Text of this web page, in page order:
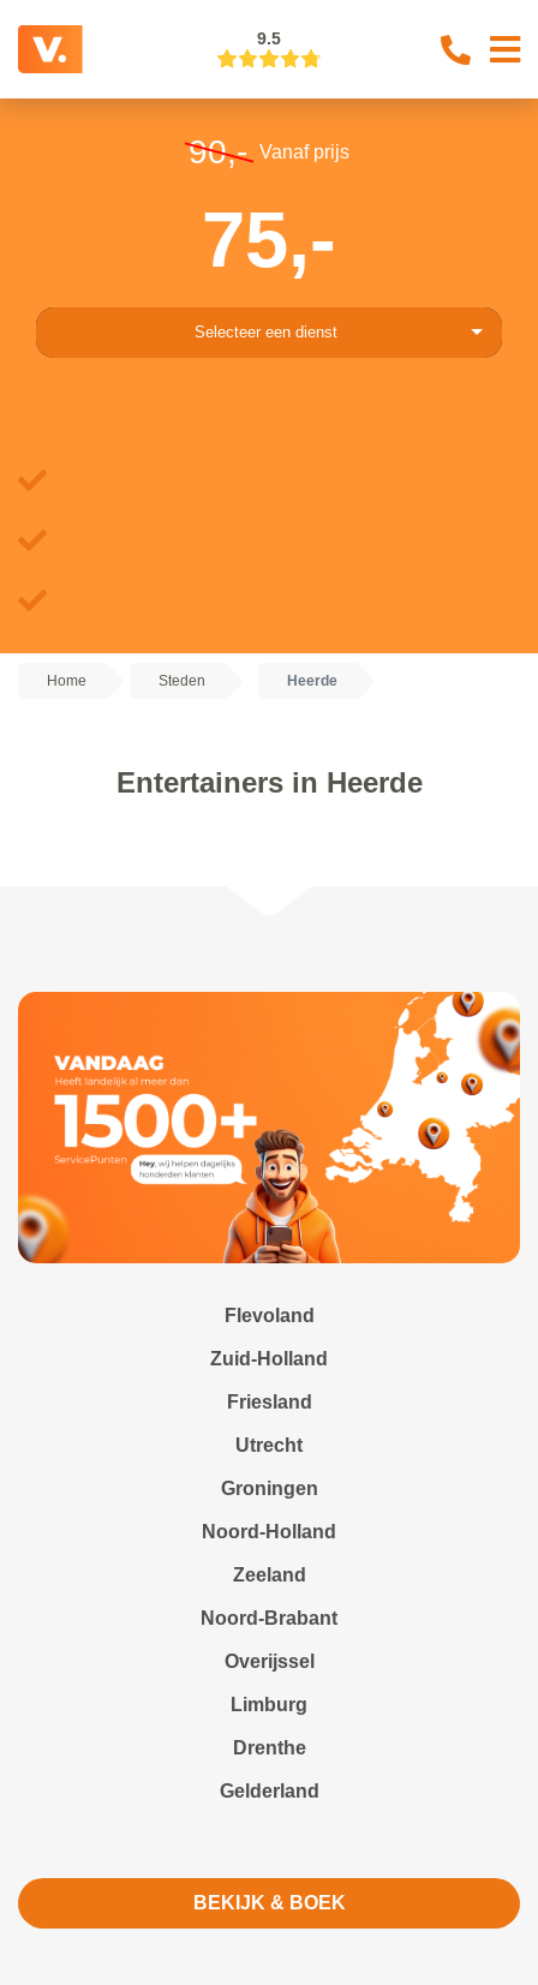
9.5
90,- Vanaf prijs
75,-
Selecteer een dienst
Home Steden Heerde
Entertainers in Heerde
Flevoland
Zuid-Holland
Friesland
Utrecht
Groningen
Noord-Holland
Zeeland
Noord-Brabant
Overijssel
Limburg
Drenthe
Gelderland
BEKIJK & BOEK